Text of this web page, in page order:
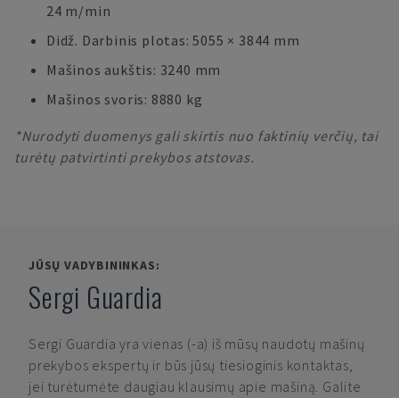
24 m/min
Didž. Darbinis plotas: 5055 × 3844 mm
Mašinos aukštis: 3240 mm
Mašinos svoris: 8880 kg
*Nurodyti duomenys gali skirtis nuo faktinių verčių, tai
turėtų patvirtinti prekybos atstovas.
JŪSŲ VADYBININKAS:
Sergi Guardia
Sergi Guardia yra vienas (-a) iš mūsų naudotų mašinų
prekybos ekspertų ir būs jūsų tiesioginis kontaktas,
jei turėtumėte daugiau klausimų apie mašiną. Galite